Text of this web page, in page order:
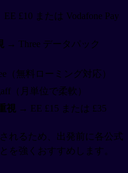
£10 または Vodafone Pay
→ Three データパック
（無料ローミング対応）
（月単位で柔軟）
視 → EE £15 または £35
れるため、出発前に各公式
を強くおすすめします。